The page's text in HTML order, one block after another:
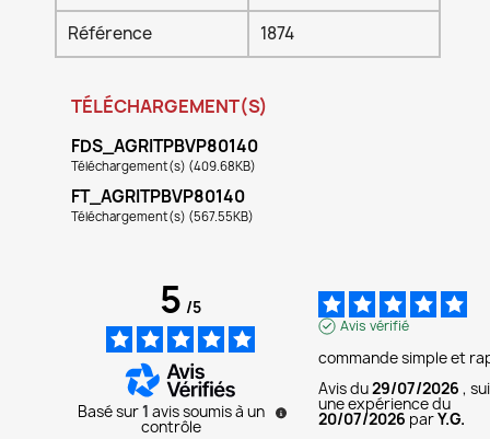
Référence
1874
TÉLÉCHARGEMENT(S)
FDS_AGRITPBVP80140
Téléchargement(s) (409.68KB)
FT_AGRITPBVP80140
Téléchargement(s) (567.55KB)
5/5
Basé sur1 avis soumis à un
contrôle
Avis vérifié
commande simple et
Avis du29/07/2026 ,
une expérience du
20/07/2026 parY.G.